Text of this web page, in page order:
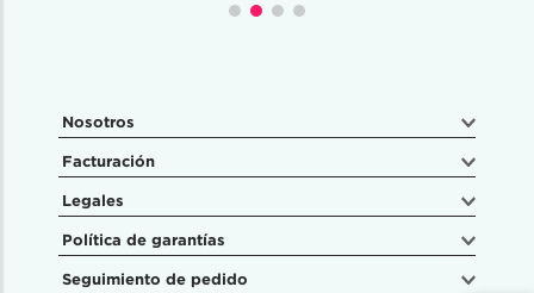
Nosotros
Facturación
Legales
Política de garantías
Seguimiento de pedido